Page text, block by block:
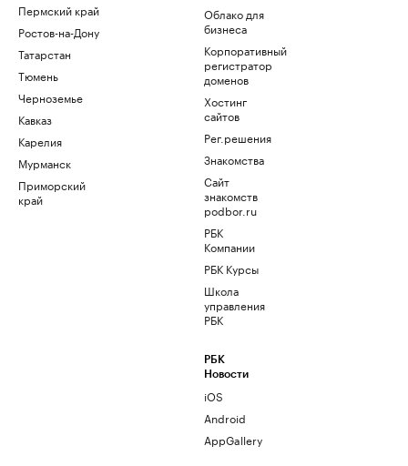
Пермский край
Ростов-на-Дону
Татарстан
Тюмень
Черноземье
Кавказ
Карелия
Мурманск
Приморский
край
Облако для
бизнеса
Корпоративный
регистратор
доменов
Хостинг
сайтов
Рег.решения
Знакомства
Сайт
знакомств
podbor.ru
РБК
Компании
РБК Курсы
Школа
управления
РБК
РБК
Новости
iOS
Android
AppGallery